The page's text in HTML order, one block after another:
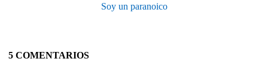
Soy un paranoico
5 COMENTARIOS